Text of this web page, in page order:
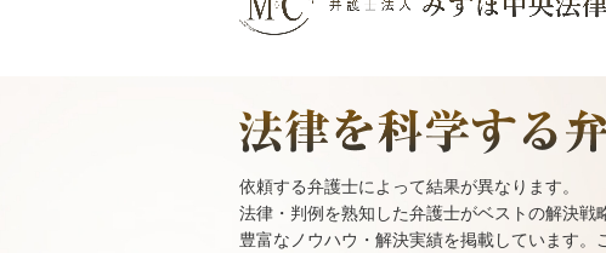
依頼する弁護士によって結果が異なります。
法律・判例を熟知した弁護士がベストの解決戦
豊富なノウハウ・解決実績を掲載しています。